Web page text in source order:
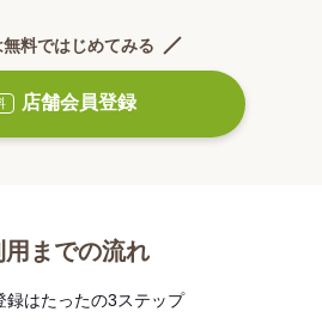
無料ではじめてみる
店舗会員登録
用までの流れ
録はたったの3ステップ